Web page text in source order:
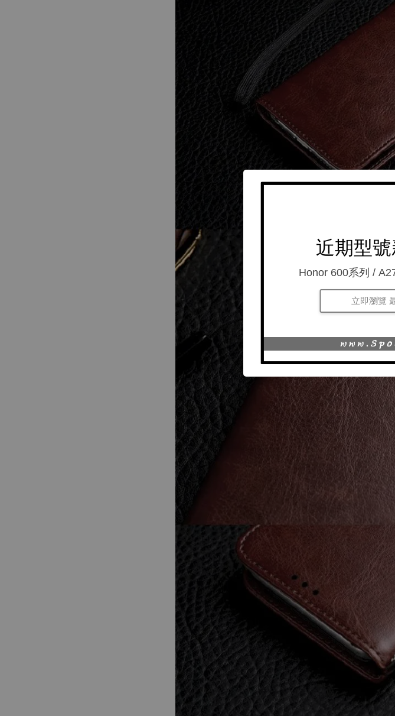
近期型
Honor 600系列 /
立即瀏覽